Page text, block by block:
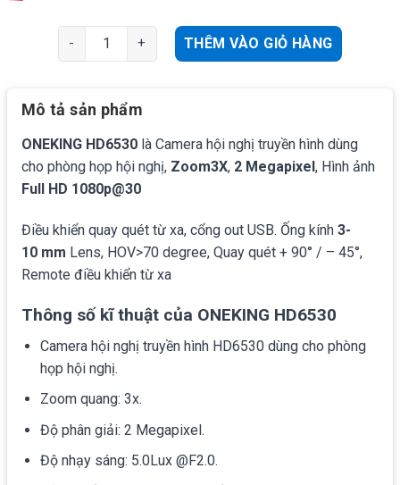
Camera hội nghị truyền hình ONEKING HD6530 số lượng
THÊM VÀO GIỎ HÀNG
Mô tả sản phẩm
ONEKING HD6530 là Camera hội nghị truyền hình dùng
cho phòng họp hội nghị, Zoom3X, 2 Megapixel , Hình ảnh
Full HD 1080p@30
Điều khiển quay quét từ xa, cổng out USB. Ống kính 3-
10 mm Lens, HOV>70 degree, Quay quét + 90° / – 45°,
Remote điều khiển từ xa
Thông số kĩ thuật của ONEKING HD6530
Camera hội nghị truyền hình HD6530 dùng cho phòng
họp hội nghị.
Zoom quang: 3x.
Độ phân giải: 2 Megapixel.
Độ nhạy sáng: 5.0Lux @F2.0.